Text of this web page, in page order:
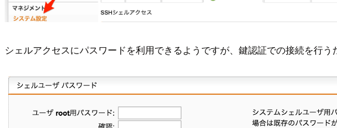
シェルアクセスにパスワードを利用できるようですが、鍵認証での接続を行う